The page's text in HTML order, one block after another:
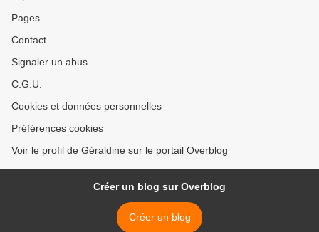
Pages
Contact
Signaler un abus
C.G.U.
Cookies et données personnelles
Préférences cookies
Voir le profil de Géraldine sur le portail Overblog
Créer un blog sur Overblog
Créer un blog